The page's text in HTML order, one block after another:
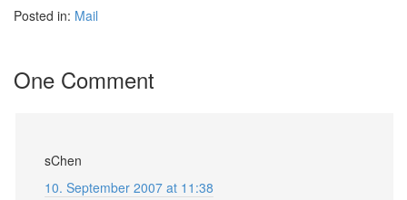
Posted in: Mail
One Comment
sChen
10. September 2007 at 11:38